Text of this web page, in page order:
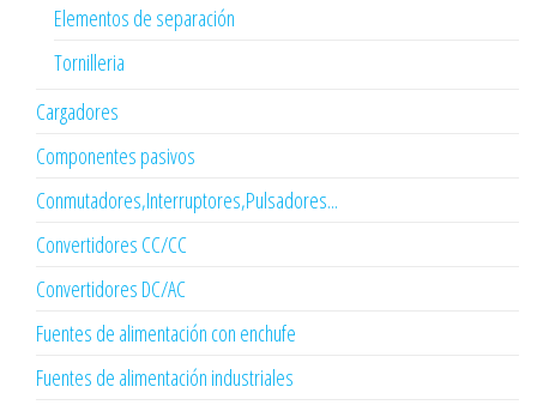
Elementos de separación
Tornilleria
Cargadores
Componentes pasivos
Conmutadores,Interruptores,Pulsadores...
Convertidores CC/CC
Convertidores DC/AC
Fuentes de alimentación con enchufe
Fuentes de alimentación industriales